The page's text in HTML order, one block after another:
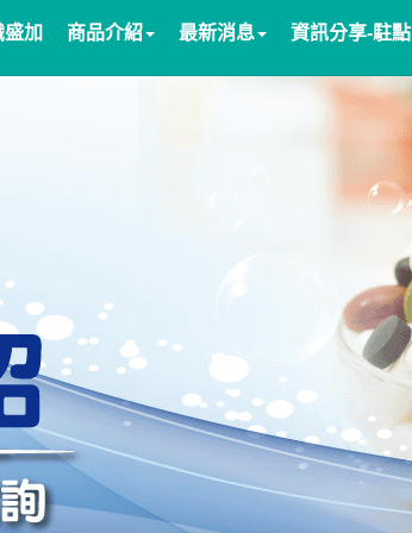
加 商品介紹 最新消息 資訊分享-駐點